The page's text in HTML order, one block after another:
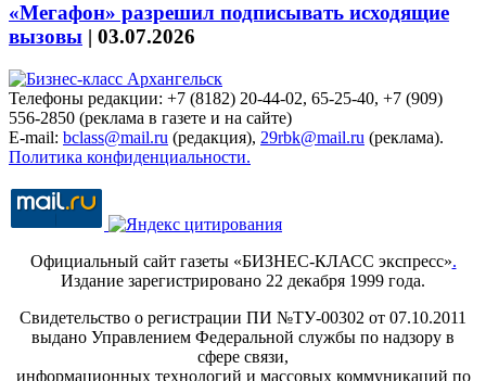
«Мегафон» разрешил подписывать исходящие
вызовы | 03.07.2026
Телефоны редакции: +7 (8182) 20-44-02, 65-25-40, +7 (909)
556-2850 (реклама в газете и на сайте)
E-mail: bclass@mail.ru (редакция), 29rbk@mail.ru (реклама).
Политика конфиденциальности.
Официальный сайт газеты «БИЗНЕС-КЛАСС экспресс».
Издание зарегистрировано 22 декабря 1999 года.
Свидетельство о регистрации ПИ №ТУ-00302 от 07.10.2011
выдано Управлением Федеральной службы по надзору в
сфере связи,
информационных технологий и массовых коммуникаций по